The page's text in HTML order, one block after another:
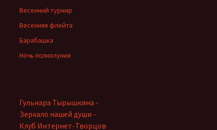
Весенний турнир
Весенняя флейта
Барабашка
Ночь полнолуния
Гульнара Тырышкина -
Зеркало нашей души -
Клуб Интернет-Творцов